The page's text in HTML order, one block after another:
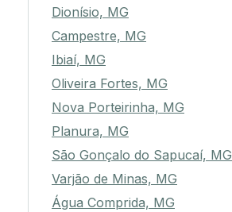
Dionísio, MG
Campestre, MG
Ibiaí, MG
Oliveira Fortes, MG
Nova Porteirinha, MG
Planura, MG
São Gonçalo do Sapucaí, MG
Varjão de Minas, MG
Água Comprida, MG